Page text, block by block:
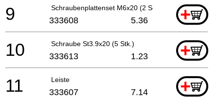
Schraubenplattenset M6x20 (2 Set) +
9 333608 5.36
Schraube St3.9x20 (5 Stk.) +
10 333613 1.23
Leiste +
11 333607 7.14